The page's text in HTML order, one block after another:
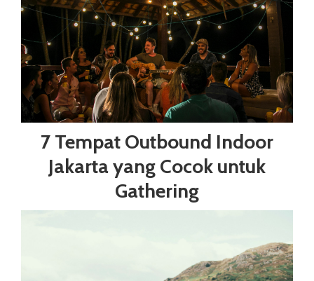
7 Tempat Outbound Indoor
Jakarta yang Cocok untuk
Gathering